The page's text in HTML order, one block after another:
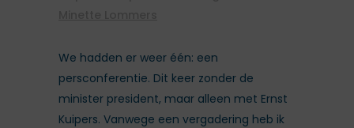
We hadden er weer één: een
persconferentie. Dit keer zonder de
minister president, maar alleen met Ernst
Kuipers. Vanwege een vergadering heb ik